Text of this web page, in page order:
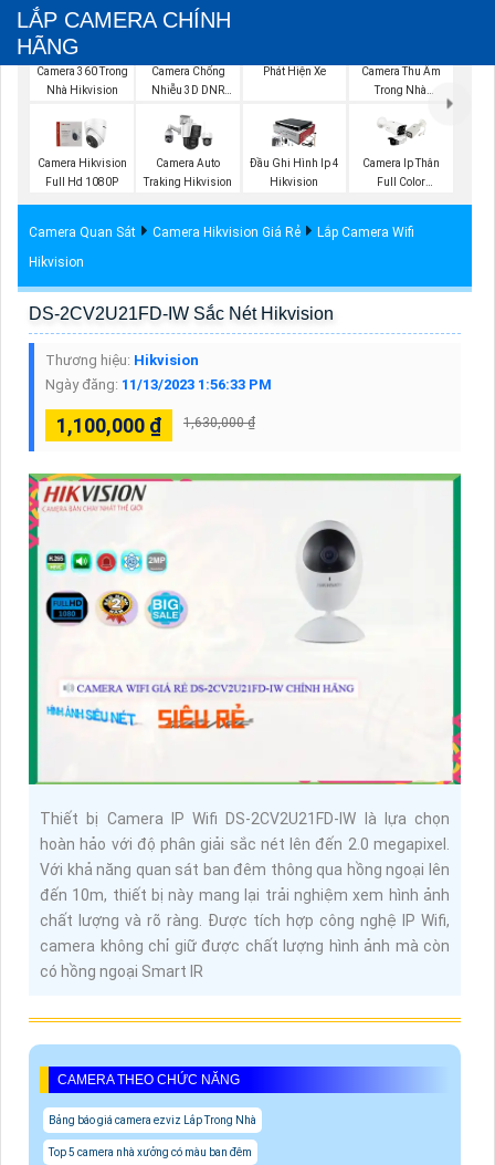
LẮP CAMERA CHÍNH
HÃNG
Camera 360 Trong
Nhà Hikvision
Camera Chống
Nhiễu 3D DNR
Phát Hiện Xe
Camera Thu Âm
Trong Nhà
Camera Hikvision
Full Hd 1080P
Camera Auto
Traking Hikvision
Đầu Ghi Hình Ip 4
Hikvision
Camera Ip Thân
Full Color
Camera Quan Sát Camera Hikvision Giá Rẻ
Lắp Camera Wifi
Hikvision
DS-2CV2U21FD-IW Sắc Nét Hikvision
Thương hiệu: Hikvision
Ngày đăng: 11/13/2023 1:56:33 PM
1,100,000 ₫ 1,630,000 ₫
Thiết bị Camera IP Wifi DS-2CV2U21FD-IW là lựa chọn
hoàn hảo với độ phân giải sắc nét lên đến 2.0 megapixel.
Với khả năng quan sát ban đêm thông qua hồng ngoại lên
đến 10m, thiết bị này mang lại trải nghiệm xem hình ảnh
chất lượng và rõ ràng. Được tích hợp công nghệ IP Wifi,
camera không chỉ giữ được chất lượng hình ảnh mà còn
có hồng ngoại Smart IR
CAMERA THEO CHỨC NĂNG
Bảng báo giá camera ezviz Lắp Trong Nhà
Top 5 camera nhà xưởng có màu ban đêm